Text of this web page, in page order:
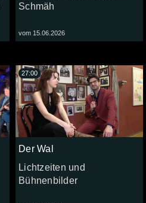
Schmäh
vom 15.06.2026
Der Wal
Lichtzeiten und
Bühnenbilder
27:00